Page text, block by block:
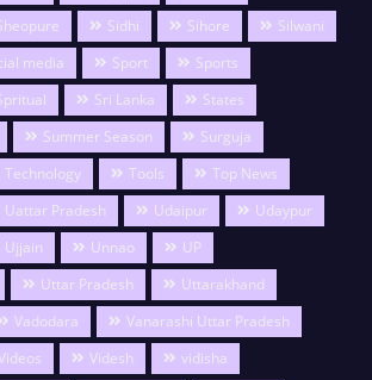
Sidhi Sihore
Silwani
media Sport
Sports
Sri Lanka
States
Summer Season
Surguja
Technology Tools
Top News
Uattar Pradesh Udaipur
Udaypur
Ujjain Unnao
UP
Uttar Pradesh
Uttarakhand
Vadodara
Vanarashi Uttar Pradesh
Videsh
vidisha